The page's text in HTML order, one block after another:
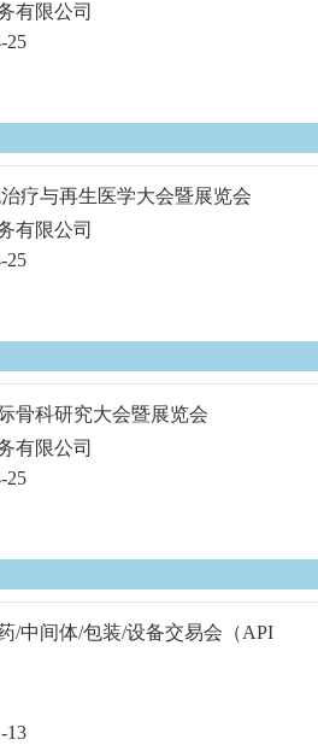
有限公司
25
疗与再生医学大会暨展览会
有限公司
25
骨科研究大会暨展览会
有限公司
25
/中间体/包装/设备交易会（API
13